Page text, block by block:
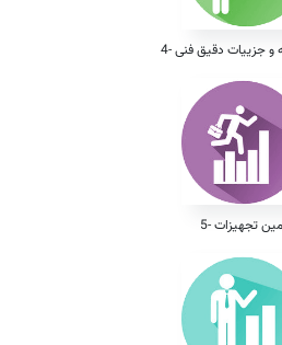
و جزییات دقیق فنی
تجهیزات